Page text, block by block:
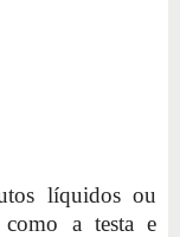
líquidos ou
como a testa e